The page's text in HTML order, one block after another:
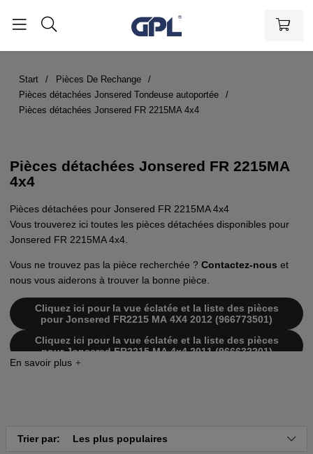
Start
Pièces De Rechange
Pièces détachées Jonsered Tondeuse autoportée
Pièces détachées Jonsered FR 2215MA 4x4
Pièces détachées Jonsered FR 2215MA
4x4
Pièces détachées pour Jonsered FR 2215MA 4x4
Vous trouverez ici toutes les pièces détachées disponibles pour
Jonsered FR 2215MA 4x4.
Vous ne trouvez pas la pièce recherchée ? Contactez-nous et
nous vous aiderons à trouver la bonne pièce.
Cliquez ici pour la vue éclatée et la liste des pièces
pour Jonsered FR2215 MA 4X4 2012 (966773501)
Cliquez ici pour la vue éclatée et la liste des pièces
pour Jonsered FR2215 MA 4x4 2011 (966632201)
Trier par: Les plus populaires